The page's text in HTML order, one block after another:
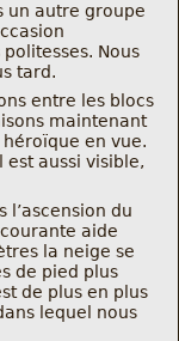
un autre groupe
Nous
tard.
entre les blocs
maintenant
en vue.
aussi visible,
l’ascension du
aide
la neige se
de pied plus
de plus en plus
lequel nous